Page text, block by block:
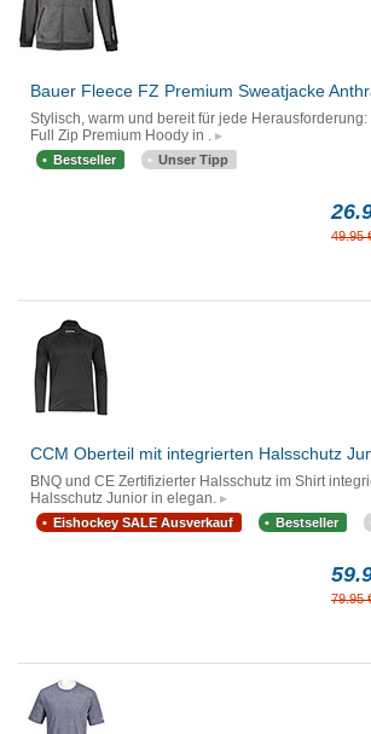
Bauer Fleece FZ Premium Sweatjacke
Stylisch, warm und bereit für jede
Full Zip Premium Hoody in .
Bestseller Unser Tipp
49.95
CCM Oberteil mit integrierten Halsschutz
BNQ und CE Zertifizierter Halsschutz im Shirt
Halsschutz Junior in elegan.
Eishockey SALE Ausverkauf Bestseller
79.95